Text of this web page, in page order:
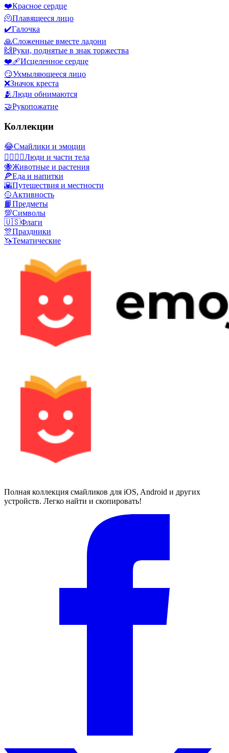
❤️Красное сердце
🫠Плавящееся лицо
✔️Галочка
🙏Сложенные вместе ладони
🙌Руки, поднятые в знак торжества
❤️‍🩹Исцеленное сердце
😏Ухмыляющееся лицо
❌Значок креста
🫂Люди обнимаются
🤝Рукопожатие
Коллекции
😂Смайлики и эмоции
👩‍❤️‍💋‍👨Люди и части тела
🐝Животные и растения
🍕Еда и напитки
🌇Путешествия и местности
🥎Активность
📙Предметы
💯Символы
🇺🇸Флаги
🎊Праздники
🦄Тематические
Полная коллекция смайликов для iOS, Android и других
устройств. Легко найти и скопировать!